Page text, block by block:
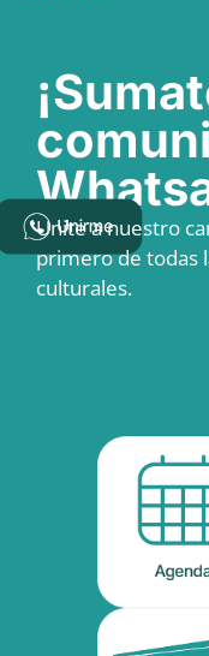
Unite a nuestro
primero de todas
culturales.